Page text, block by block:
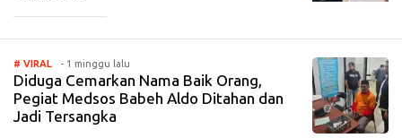
# VIRAL - 1 minggu lalu
Diduga Cemarkan Nama Baik Orang,
Pegiat Medsos Babeh Aldo Ditahan dan
Jadi Tersangka